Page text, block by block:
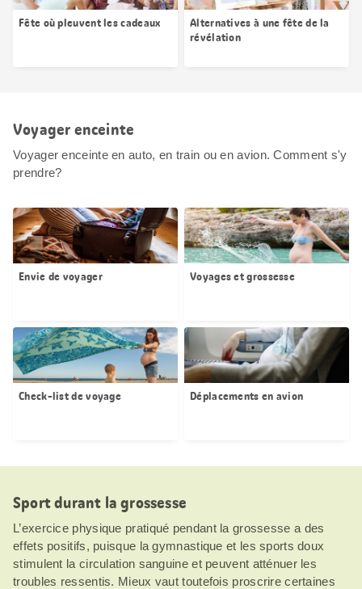
Fête où pleuvent les cadeaux
Alternatives à une fête de la
révélation
Voyager enceinte
Voyager enceinte en auto, en train ou en avion. Comment s'y
prendre?
Envie de voyager Voyages et grossesse
Check-list de voyage Déplacements en avion
Sport durant la grossesse
L’exercice physique pratiqué pendant la grossesse a des
effets positifs, puisque la gymnastique et les sports doux
stimulent la circulation sanguine et peuvent atténuer les
troubles ressentis. Mieux vaut toutefois proscrire certaines